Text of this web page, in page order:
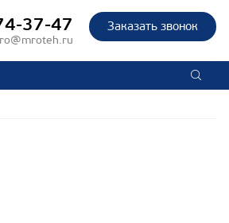
Заказать звонок
37-47